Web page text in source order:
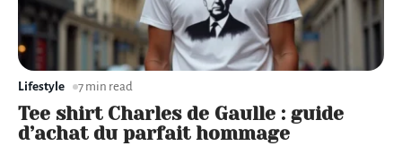
Tee shirt Charles de Gaulle : guide
d’achat du parfait hommage
Lifestyle 7 min read